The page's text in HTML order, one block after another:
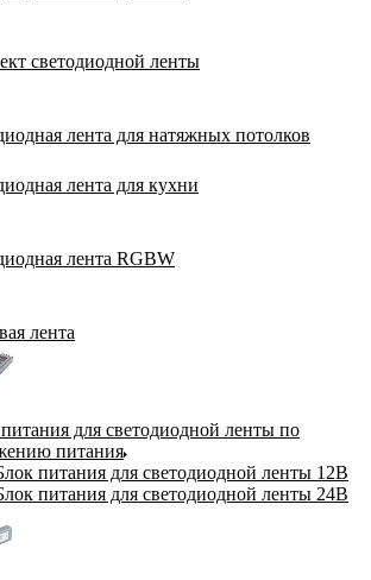
светодиодной ленты
лента для натяжных потолков
лента для кухни
лента RGBW
лента
для светодиодной ленты по
питания
питания для светодиодной ленты 12В
питания для светодиодной ленты 24В